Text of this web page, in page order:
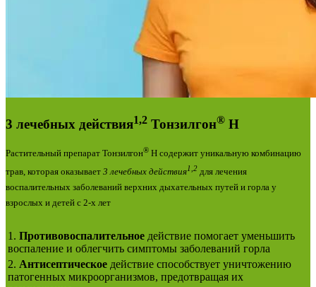
3 лечебных действия1,2 Тонзилгон® Н
Растительный препарат Тонзилгон® Н содержит уникальную комбинацию
трав, которая оказывает 3 лечебных действия1,2 для лечения
воспалительных заболеваний верхних дыхательных путей и горла у
взрослых и детей с 2-х лет
1. Противовоспалительное действие помогает уменьшить
воспаление и облегчить симптомы заболеваний горла
2. Антисептическое действие способствует уничтожению
патогенных микроорганизмов, предотвращая их